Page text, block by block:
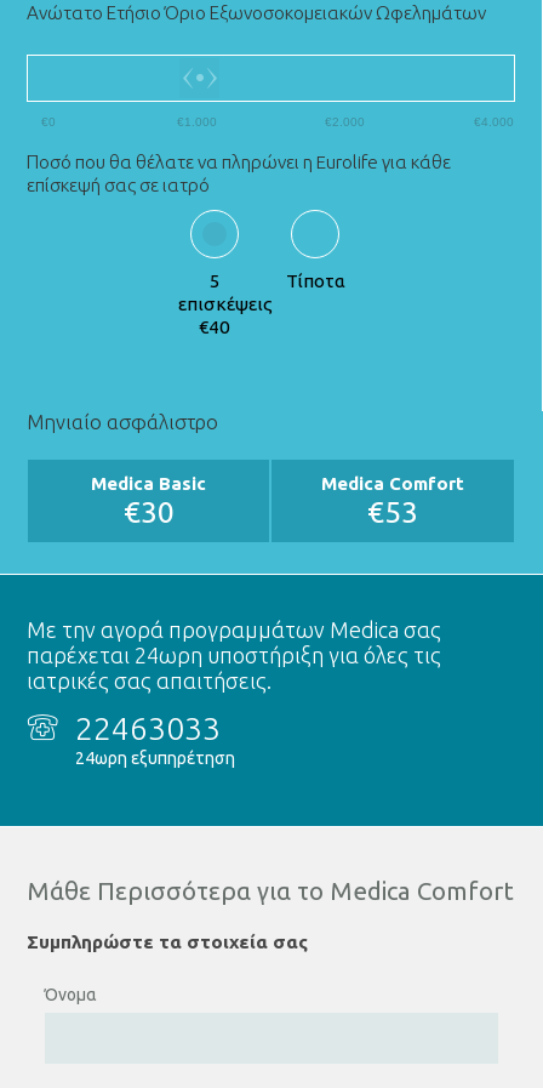
Ανώτατο Ετήσιο Όριο Εξωνοσοκομειακών Ωφελημάτων
€0 €1.000 €2.000 €4.000
Ποσό που θα θέλατε να πληρώνει η Eurolife για κάθε
επίσκεψή σας σε ιατρό
5
επισκέψεις
€40
Τίποτα
Μηνιαίο ασφάλιστρο
Medica Basic
€30
Medica Comfort
€53
Με την αγορά προγραμμάτων Medica σας
παρέχεται 24ωρη υποστήριξη για όλες τις
ιατρικές σας απαιτήσεις.
22463033
24ωρη εξυπηρέτηση
Μάθε Περισσότερα για το Medica Comfort
Συμπληρώστε τα στοιχεία σας
Όνομα